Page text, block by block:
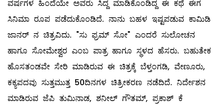
ವರ್ಷಗಳ ಹಿಂದೆಯೇ ಅವರು ಸಿದ್ದ ಮಾಡಿಕೊಂಡಿದ್ದ ಈ ಕಥೆ ಈಗ
ಸಿನಿಮಾ ರೂಪ ಪಡೆದುಕೊಂಡಿದೆ. ನಾನು ಬಹಳ ಇಷ್ಟಪಡುವ ಕಾಮಿಡಿ
ಜಾನರ್ ನ ಚಿತ್ರವಿದು. "ಸು ಫ್ರಮ್ ಸೋ" ಎಂದರೆ ಸುಲೋಚನ
ಹಾಗೂ ಸೋಮೇಶ್ವರ ಎಂಬ ಪಾತ್ರ ಹಾಗೂ ಸ್ಥಳದ ಹೆಸರು. ಬಹುತೇಕ
ಹೊಸತಂಡವೇ ಸೇರಿ ಮಾಡಿರುವ ಈ ಚಿತ್ರಕ್ಕೆ ಬೆಳ್ತಂಗಡಿ, ವೇಣೂರು,
ಕಕ್ಯಪದವು ಸುತ್ತಮುತ್ತ 50ದಿನಗಳ ಚಿತ್ರೀಕರಣ ನಡೆದಿದೆ. ನಿರ್ದೇಶನ
ಮಾಡಿರುವ ಜೆಪಿ ತುಮಿನಾಡ, ಶನೀಲ್ ಗೌತಮ್, ಪ್ರಕಾಶ್ ಕೆ